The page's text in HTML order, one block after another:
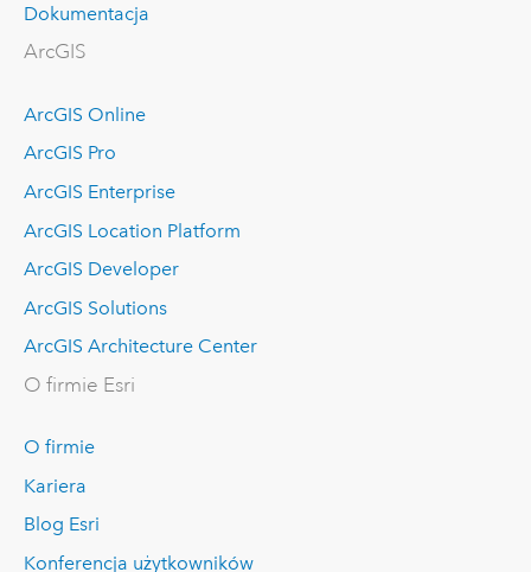
Dokumentacja
ArcGIS
ArcGIS Online
ArcGIS Pro
ArcGIS Enterprise
ArcGIS Location Platform
ArcGIS Developer
ArcGIS Solutions
ArcGIS Architecture Center
O firmie Esri
O firmie
Kariera
Blog Esri
Konferencja użytkowników